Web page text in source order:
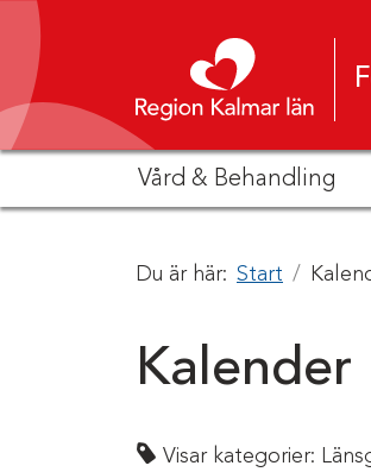
Hoppa till innehåll
Vård & Behandling
Du är här: Start
Kalender
Visar kategorier: